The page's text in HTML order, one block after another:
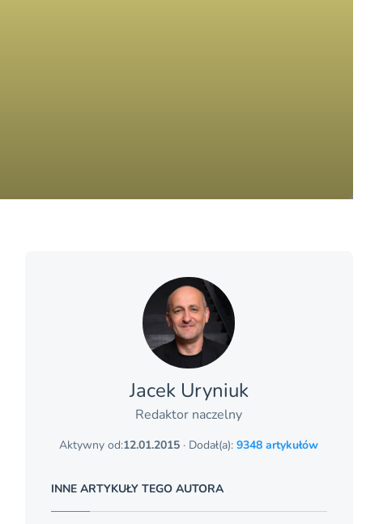
Jacek Uryniuk
Redaktor naczelny
Aktywny od:12.01.2015 · Dodał(a):9348 artykułów
INNE ARTYKUŁY TEGO AUTORA